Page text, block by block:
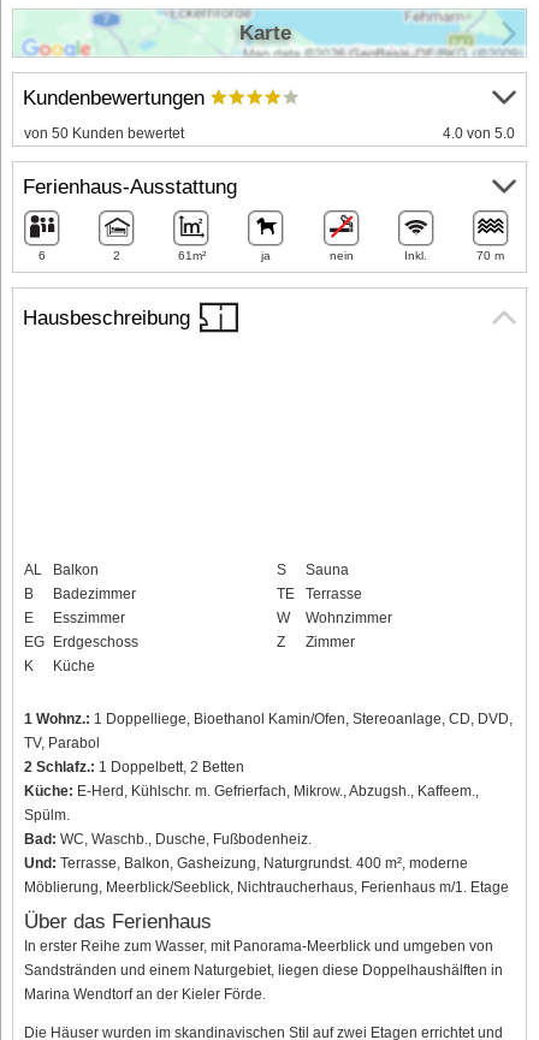
Hausbeschreibung
AL
Balkon
B
Badezimmer
E
Esszimmer
EG Erdgeschoss
K
Küche
S
Sauna
TE
Terrasse
W
Wohnzimmer
Z
Zimmer
1 Wohnz.: 1 Doppelliege, Bioethanol Kamin/Ofen, Stereoanlage, CD, DVD,
TV, Parabol
2 Schlafz.: 1 Doppelbett, 2 Betten
Küche: E-Herd, Kühlschr. m. Gefrierfach, Mikrow., Abzugsh., Kaffeem.,
Spülm.
Bad: WC, Waschb., Dusche, Fußbodenheiz.
Und: Terrasse, Balkon, Gasheizung, Naturgrundst. 400 m², moderne
Möblierung, Meerblick/Seeblick, Nichtraucherhaus, Ferienhaus m/1. Etage
Über das Ferienhaus
In erster Reihe zum Wasser, mit Panorama-Meerblick und umgeben von
Sandstränden und einem Naturgebiet, liegen diese Doppelhaushälften in
Marina Wendtorf an der Kieler Förde.
Die Häuser wurden im skandinavischen Stil auf zwei Etagen errichtet und
Kundenbewertungen
von 50 Kunden bewertet 4.0 von 5.0
Ferienhaus-Ausstattung
6 2 61m² ja nein Inkl. 70 m
Karte